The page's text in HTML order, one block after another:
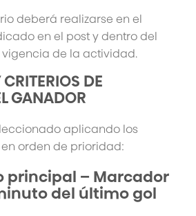
deberá realizarse en el
en el post y dentro del
de la actividad.
DE
GANADOR
aplicando los
orden de prioridad:
principal – Marcador
del último gol